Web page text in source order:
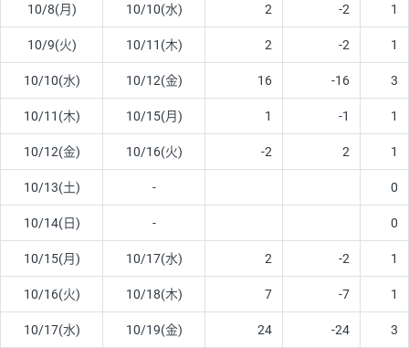
10/8(月) 10/10(水) 2 -2 1
10/9(火) 10/11(木) 2 -2 1
10/10(水) 10/12(金) 16 -16 3
10/11(木) 10/15(月) 1 -1 1
10/12(金) 10/16(火) -2 2 1
10/13(土) - 0
10/14(日) - 0
10/15(月) 10/17(水) 2 -2 1
10/16(火) 10/18(木) 7 -7 1
10/17(水) 10/19(金) 24 -24 3